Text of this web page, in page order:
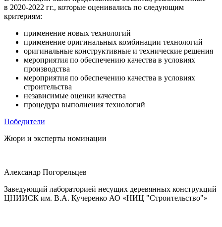
в 2020-2022 гг., которые оценивались по следующим
критериям:
применение новых технологий
применение оригинальных комбинации технологий
оригинальные конструктивные и технические решения
мероприятия по обеспечению качества в условиях
производства
мероприятия по обеспечению качества в условиях
строительства
независимые оценки качества
процедура выполнения технологий
Победители
Жюри и эксперты номинации
Александр Погорельцев
Заведующий лабораторией несущих деревянных конструкций
ЦНИИСК им. В.А. Кучеренко АО «НИЦ "Строительство"»